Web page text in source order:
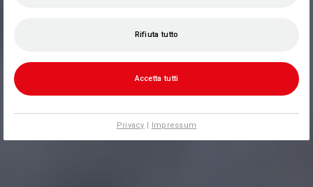
Rifiuta tutto
Accetta tutti
Privacy | Impressum